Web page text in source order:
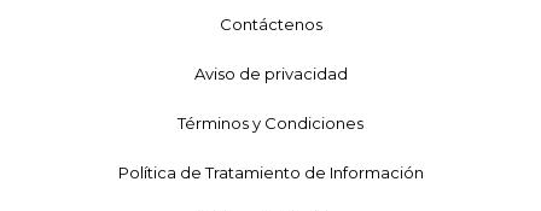
Contáctenos
Aviso de privacidad
Términos y Condiciones
Política de Tratamiento de Información